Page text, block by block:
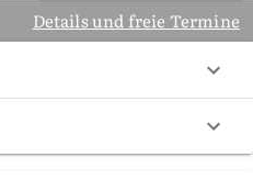
Details und freie Termine